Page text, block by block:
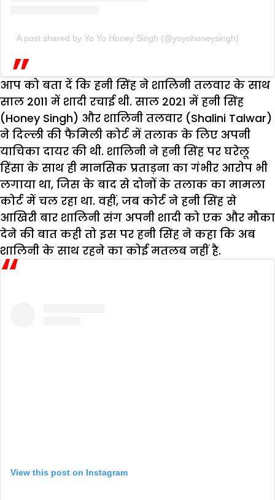
A post shared by Yo Yo Honey Singh (@yoyohoneysingh)
आप को बता दें कि हनी सिंह ने शालिनी तलवार के साथ
साल 2011 में शादी रचाई थी. साल 2021 में हनी सिंह
(Honey Singh) और शालिनी तलवार (Shalini Talwar)
ने दिल्ली की फैमिली कोर्ट में तलाक के लिए अपनी
याचिका दायर की थी. शालिनी ने हनी सिंह पर घरेलू
हिंसा के साथ ही मानसिक प्रताड़ना का गंभीर आरोप भी
लगाया था, जिस के बाद से दोनों के तलाक का मामला
कोर्ट में चल रहा था. वहीं, जब कोर्ट ने हनी सिंह से
आखिरी बार शालिनी संग अपनी शादी को एक और मौका
देने की बात कही तो इस पर हनी सिंह ने कहा कि अब
शालिनी के साथ रहने का कोई मतलब नहीं है.
View this post on Instagram